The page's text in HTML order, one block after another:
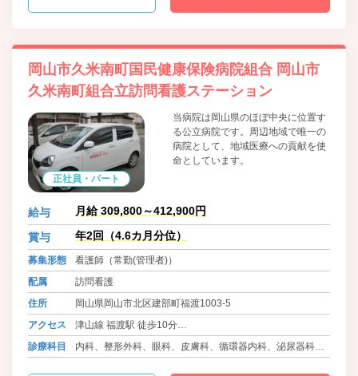
岡山市久米南町国民健康保険病院組合 岡山市
久米南町組合立訪問看護ステーション
正社員・パート
当病院は岡山県のほぼ中央に位置す
る公立病院です。周辺地域で唯一の
病院として、地域医療への貢献を使
命としています。
給与 月給 309,800～412,900円
賞与 年2回（4.6カ月分位）
募集形態
看護師（常勤(管理者)）
配属
訪問看護
住所
岡山県岡山市北区建部町福渡1003-5
アクセス
津山線 福渡駅 徒歩10分
バス 御津・建部コミュニティ 福渡病院 徒歩1分
診療科目
内科、整形外科、眼科、皮膚科、循環器内科、泌尿器科、